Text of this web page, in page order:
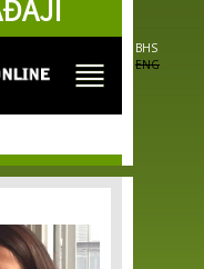
BHS
ENG